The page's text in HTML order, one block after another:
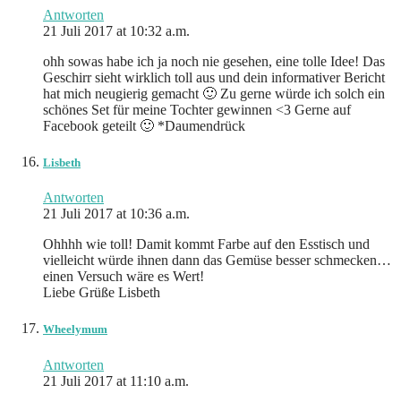
Antworten
21 Juli 2017 at 10:32 a.m.
ohh sowas habe ich ja noch nie gesehen, eine tolle Idee! Das
Geschirr sieht wirklich toll aus und dein informativer Bericht
hat mich neugierig gemacht 🙂 Zu gerne würde ich solch ein
schönes Set für meine Tochter gewinnen <3 Gerne auf
Facebook geteilt 🙂 *Daumendrück
Lisbeth
Antworten
21 Juli 2017 at 10:36 a.m.
Ohhhh wie toll! Damit kommt Farbe auf den Esstisch und
vielleicht würde ihnen dann das Gemüse besser schmecken…
einen Versuch wäre es Wert!
Liebe Grüße Lisbeth
Wheelymum
Antworten
21 Juli 2017 at 11:10 a.m.